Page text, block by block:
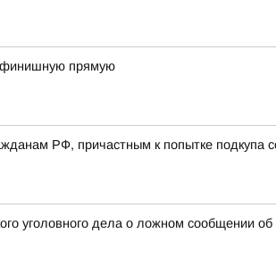
финишную прямую
РФ, причастным к попытке подкупа
уголовного дела о ложном сообщении об